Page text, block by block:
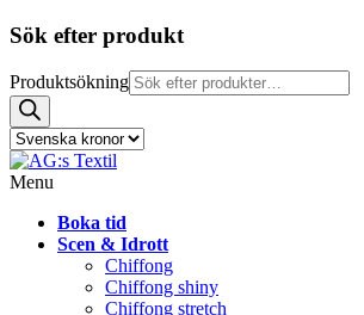
Sök efter produkt
Produktsökning
Menu
Boka tid
Scen & Idrott
Chiffong
Chiffong shiny
Chiffong stretch